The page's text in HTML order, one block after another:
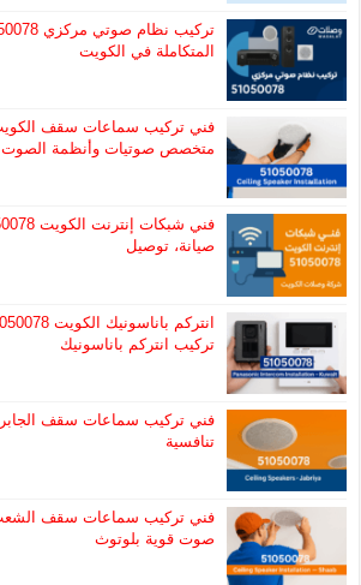
المتكاملة في الكويت
متخصص صوتيات وأنظمة الصوت
صيانة، توصيل
تركيب انتركم باناسونيك
تنافسية
صوت قوية بلوتوث